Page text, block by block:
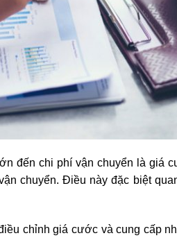
đến chi phí vận chuyển là giá
chuyển. Điều này đặc biệt
chỉnh giá cước và cung cấp